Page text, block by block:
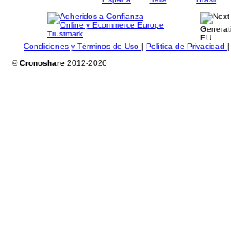
Condiciones y Términos de Uso | Política de Privacidad |
©Cronoshare 2012-2026